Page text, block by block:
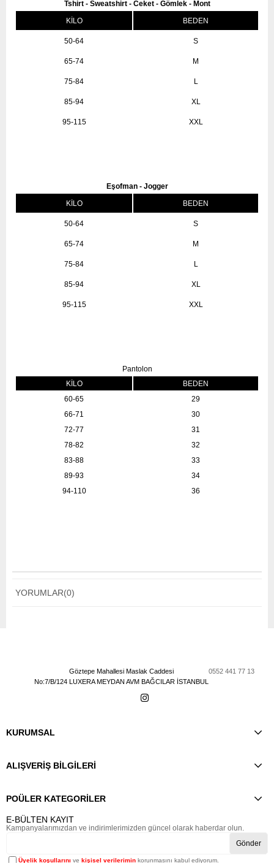
Tshirt - Sweatshirt - Ceket - Gömlek - Mont
KİLO
BEDEN
50-64 S
65-74 M
75-84 L
85-94 XL
95-115 XXL
Eşofman - Jogger
KİLO
BEDEN
50-64 S
65-74 M
75-84 L
85-94 XL
95-115 XXL
Pantolon
KİLO
BEDEN
60-65
29
66-71
30
72-77
31
78-82
32
83-88
33
89-93
34
94-110
36
YORUMLAR(0)
Göztepe Mahallesi Maslak Caddesi
No:7/B/124 LUXERA MEYDAN AVM BAĞCILAR İSTANBUL
0552 441 77 13
KURUMSAL
ALIŞVERİŞ BİLGİLERİ
POÜLER KATEGORİLER
E-BÜLTEN KAYIT
Kampanyalarımızdan ve indirimlerimizden güncel olarak haberdar olun.
Gönder
Üyelik koşullarını ve kişisel verilerimin korunmasını kabul ediyorum.